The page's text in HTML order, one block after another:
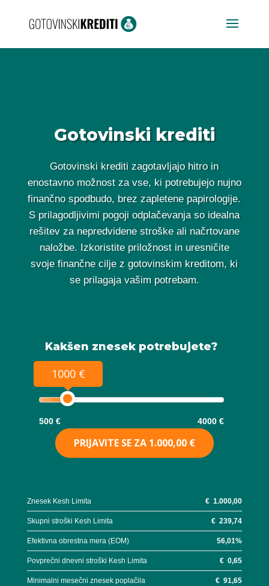
Gotovinski krediti
Gotovinski krediti zagotavljajo hitro in
enostavno možnost za vse, ki potrebujejo nujno
finančno spodbudo, brez zapletene papirologije.
S prilagodljivimi pogoji odplačevanja so idealna
rešitev za nepredvidene stroške ali načrtovane
naložbe. Izkoristite priložnost in uresničite
svoje finančne cilje z gotovinskim kreditom, ki
se prilagaja vašim potrebam.
Kakšen znesek potrebujete?
1000 €
500 € 4000 €
PRIJAVITE SE ZA 1.000,00 €
Znesek Kesh Limita €1.000,00
Skupni stroški Kesh Limita €239,74
Efektivna obrestna mera (EOM) 56,01%
Povprečni dnevni stroški Kesh Limita €0,65
Minimalni mesečni znesek poplačila €91,65